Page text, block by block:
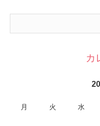
カ
月 火 水